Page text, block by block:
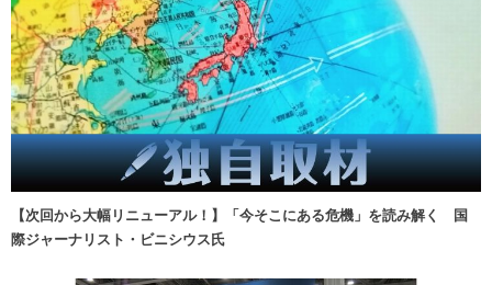
【次回から大幅リニューアル！】「今そこにある危機」を読み解く 国
際ジャーナリスト・ビニシウス氏